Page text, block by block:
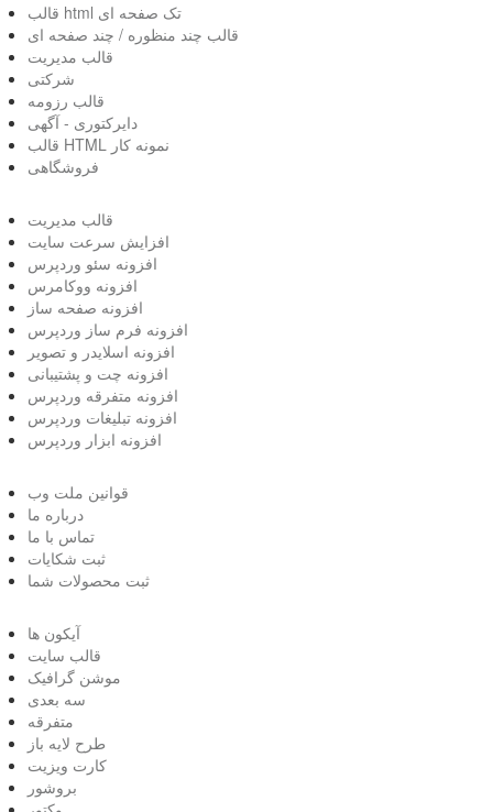
قالب html تک صفحه ای
قالب چند منظوره / چند صفحه ای
قالب مدیریت
شرکتی
قالب رزومه
دایرکتوری - آگهی
قالب HTML نمونه کار
فروشگاهی
قالب مدیریت
افزایش سرعت سایت
افزونه سئو وردپرس
افزونه ووکامرس
افزونه صفحه ساز
افزونه فرم ساز وردپرس
افزونه اسلایدر و تصویر
افزونه چت و پشتیبانی
افزونه متفرقه وردپرس
افزونه تبلیغات وردپرس
افزونه ابزار وردپرس
قوانین ملت وب
درباره ما
تماس با ما
ثبت شکایات
ثبت محصولات شما
آیکون ها
قالب سایت
موشن گرافیک
سه بعدی
متفرقه
طرح لایه باز
کارت ویزیت
بروشور